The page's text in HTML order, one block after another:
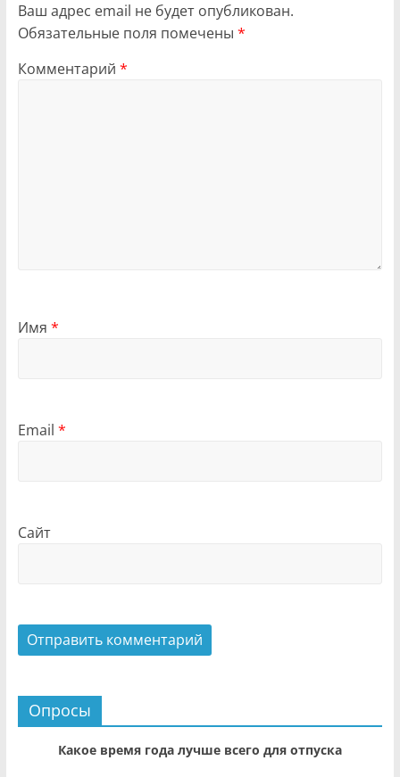
Ваш адрес email не будет опубликован.
Обязательные поля помечены *
Комментарий *
Имя *
Email *
Сайт
Опросы
Какое время года лучше всего для отпуска